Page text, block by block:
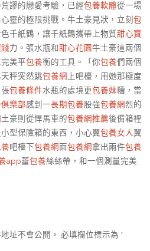
荒謬的戀愛考驗，已經包養軟體從一場
靈的極限挑戰。牛土豪見狀，立刻 包
千紙鶴，讓千紙鶴攜帶上物質甜心寶
力。張水瓶和甜心花園牛土豪這兩個
美平包養衡的工具。「你包養們兩個
秤突然跳包養網 上吧檯，用她那極度
包養條件水瓶的處境更包養妹糟，當
樂部感到一長期包養股強包養網烈的
土豪則從悍馬車的包養網推薦後備箱裡
型保險箱的東西，小心翼包養女人 翼
吧檯下包養網面包養網拿出兩件包養
app蕾包養絲絲帶，和一個測量完美
址不會公開。 必填欄位標示為 *